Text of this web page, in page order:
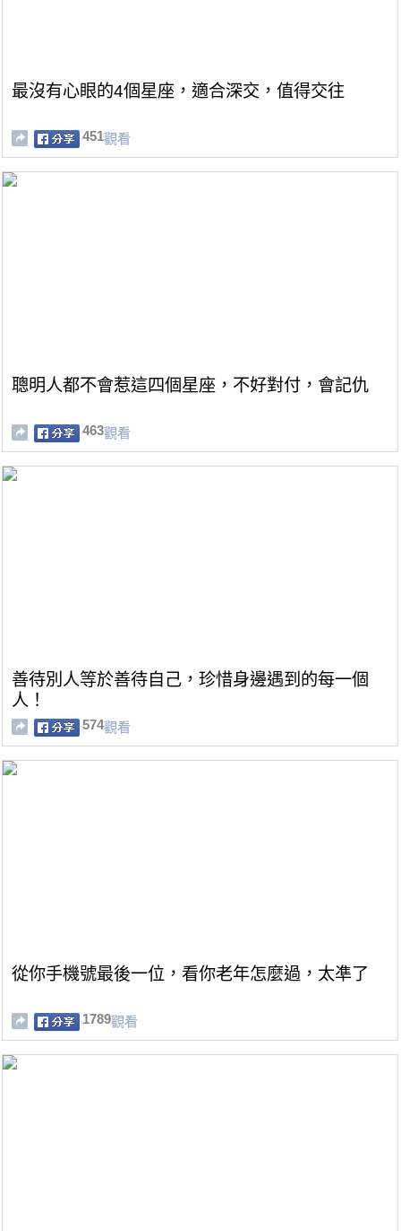
最沒有心眼的4個星座，適合深交，值得交往
451觀看
聰明人都不會惹這四個星座，不好對付，會記仇
463觀看
善待別人等於善待自己，珍惜身邊遇到的每一個
人！
574觀看
從你手機號最後一位，看你老年怎麼過，太凖了
1789觀看